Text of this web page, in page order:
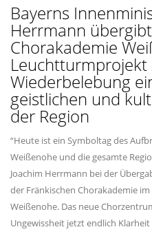
Bayerns
Herrmann
Chorakademie
Leuchtturmprojekt
Wiederbelebung
geistlichen und
der Region
“Heute ist ein Symboltag des
Weißenohe und die gesamte
Joachim Herrmann bei der
der Fränkischen Chorakademie
Weißenohe. Das neue
Ungewissheit jetzt endlich